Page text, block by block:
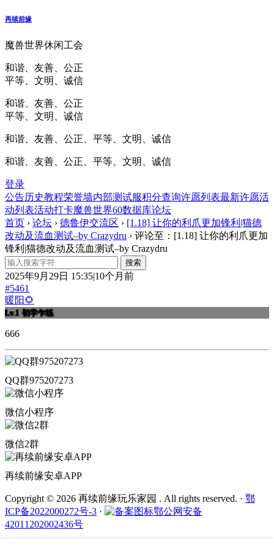
再续前缘
魔兽世界休闲工会
和谐、友善、公正
平等、文明、诚信
和谐、友善、公正
平等、文明、诚信
和谐、友善、公正、平等、文明、诚信
和谐、友善、公正、平等、文明、诚信
登录
公告历史教程荣誉墙内部测试服积分查询许愿列表最新许愿活
动列表活动打卡魔兽世界60数据库论坛
首页 › 论坛 › 德鲁伊交流区 › [1.18] 让你的利爪更加锋利|猫德
改动及流血测试–by Crazydru › 评论至：[1.18] 让你的利爪更加
锋利|猫德改动及流血测试–by Crazydru
2025年9月29日 15:35|10个月前
#5461
暖阳🌻
Lv.1 初学乍练
666
QQ群975207273
微信小程序
微信2群
再续前缘安卓APP
Copyright © 2026 再续前缘玩乐家园 . All rights reserved. · 鄂
ICP备2022000272号-3 ·
鄂公网安备
42011202002436号